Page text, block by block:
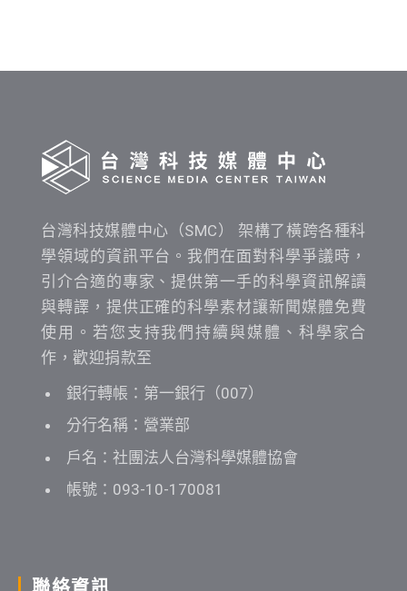
台灣科技媒體中心（SMC） 架構了橫跨各種科
學領域的資訊平台。我們在面對科學爭議時，
引介合適的專家、提供第一手的科學資訊解讀
與轉譯，提供正確的科學素材讓新聞媒體免費
使用。若您支持我們持續與媒體、科學家合
作，歡迎捐款至
銀行轉帳：第一銀行（007）
分行名稱：營業部
戶名：社團法人台灣科學媒體協會
帳號：093-10-170081